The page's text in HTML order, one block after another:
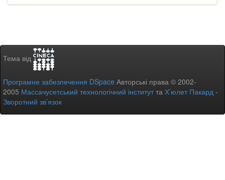
Тема від
Програмне забезпечення DSpace Авторські права © 2002-
2005 Массачусетський технологічний інститутта Х’юлет Пакард -
Зворотний зв’язок